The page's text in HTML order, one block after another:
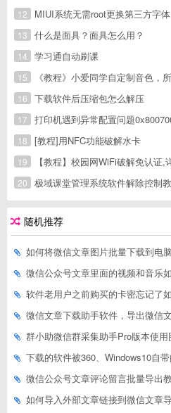
12
MIUI系统无需root更换第三方字体
13
什么是面具？面具怎么用？
14
学习通自动刷课
15
《教程》小爱同学自定制音色，
16
下载软件后压缩包怎么解压
17
打印机遇到异常配置问题
18
[教程]用NFC功能破解水卡
19
【教程】校园网WiFi破解免认证,
20 极域课堂管理系统软件解除控制
随机推荐
如何将微信文章图片批量下载到电脑
微信公众号文章里面的视频和音乐
软件老用户之前购买的卡密忘记了
微信文章下载助手软件，导出微信文章出
群小助微信群采集助手Pro版本使用
下载的软件被360、Windows10自带的Windows Defender
微信公众号文章评论留言批量导出
如何导入外部文章链接到微信文章导出助